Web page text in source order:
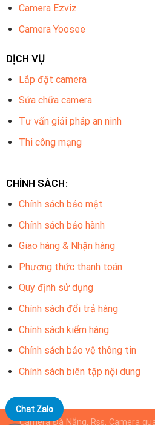
Camera Ezviz
Camera Yoosee
DỊCH VỤ
Lắp đặt camera
Sửa chữa camera
Tư vấn giải pháp an ninh
Thi công mạng
CHÍNH SÁCH:
Chính sách bảo mật
Chính sách bảo hành
Giao hàng & Nhận hàng
Phương thức thanh toán
Quy định sử dụng
Chính sách đổi trả hàng
Chính sách kiểm hàng
Chính sách bảo vệ thông tin
Chính sách biên tập nội dung
Camera Đà Nẵng, Rss, Camera
Chat Zalo